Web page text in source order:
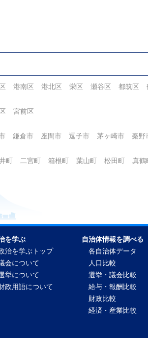
港南区 港北区 栄区 瀬谷区 都筑区
宮前区
鎌倉市 座間市 逗子市 茅ヶ崎市 秦野
町 二宮町 箱根町 葉山町 松田町 真鶴
を学ぶ
治を学ぶトップ
会について
挙について
政用語について
自治体情報を調べる
各自治体データ
人口比較
選挙・議会比較
給与・報酬比較
財政比較
経済・産業比較